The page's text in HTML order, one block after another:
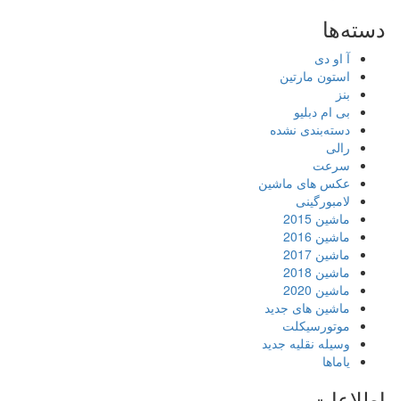
دسته‌ها
آ او دی
استون مارتین
بنز
بی ام دبلیو
دسته‌بندی نشده
رالی
سرعت
عکس های ماشین
لامبورگینی
ماشین 2015
ماشین 2016
ماشین 2017
ماشین 2018
ماشین 2020
ماشین های جدید
موتورسیکلت
وسیله نقلیه جدید
یاماها